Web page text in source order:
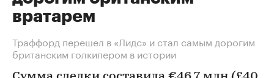
вратарем
Траффорд перешел в «Лидс» и стал самым дорогим
британским голкипером в истории